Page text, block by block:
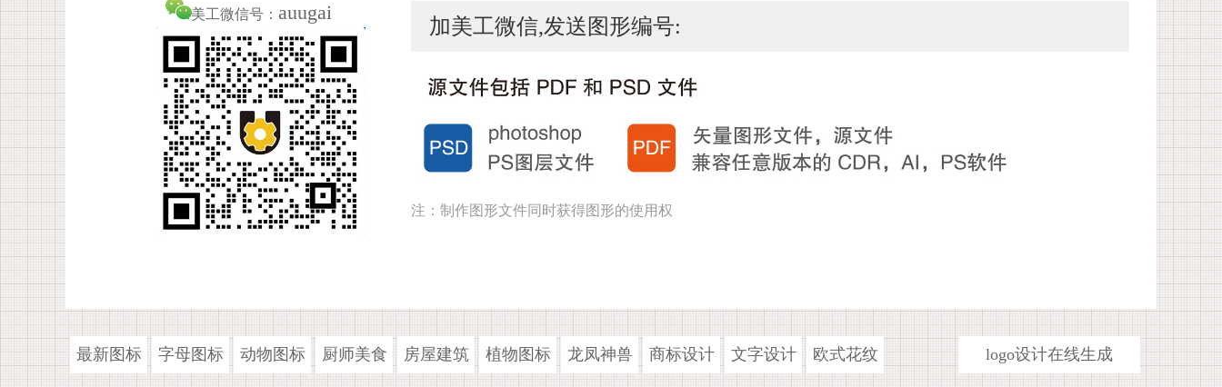
美工微信号： auugai
加美工微信,发送图形编号:
注：制作图形文件同时获得图形的使用权
最新图标 字母图标 动物图标 厨师美食 房屋建筑 植物图标 龙凤神兽 商标设计 文字设计 欧式花纹 logo设计在线生成